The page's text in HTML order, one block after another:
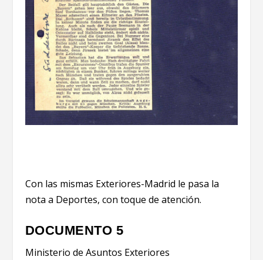
Con las mismas Exteriores-Madrid le pasa la
nota a Deportes, con toque de atención.
DOCUMENTO 5
Ministerio de Asuntos Exteriores